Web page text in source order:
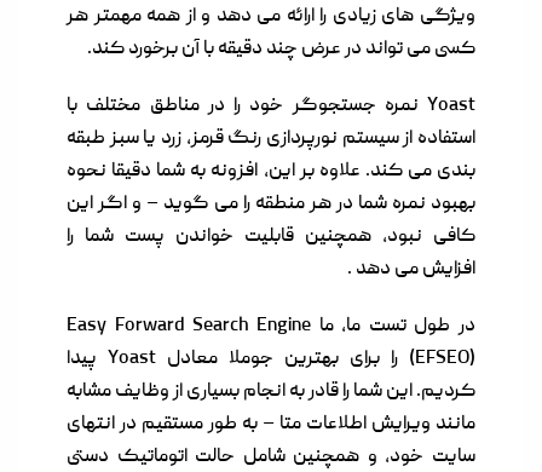
ویژگی های زیادی را ارائه می دهد و از همه مهمتر هر
کسی می تواند در عرض چند دقیقه با آن برخورد کند.
Yoast نمره جستجوگر خود را در مناطق مختلف با
استفاده از سیستم نورپردازی رنگ قرمز، زرد یا سبز طبقه
بندی می کند. علاوه بر این، افزونه به شما دقیقا نحوه
بهبود نمره شما در هر منطقه را می گوید – و اگر این
کافی نبود، همچنین قابلیت خواندن پست شما را
افزایش می دهد .
در طول تست ما، ما Easy Forward Search Engine
(EFSEO) را برای بهترین جوملا معادل Yoast پیدا
کردیم. این شما را قادر به انجام بسیاری از وظایف مشابه
مانند ویرایش اطلاعات متا – به طور مستقیم در انتهای
سایت خود، و همچنین شامل حالت اتوماتیک دستی